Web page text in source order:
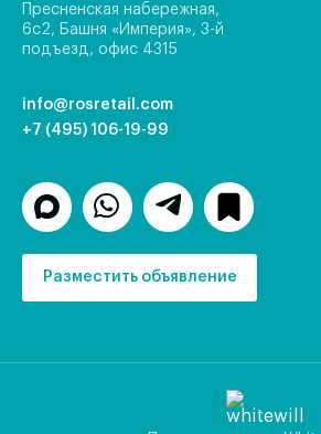
Пресненская набережная,
6с2, Башня «Империя», 3-й
подъезд, офис 4315
info@rosretail.com
+7 (495) 106-19-99
Разместить объявление